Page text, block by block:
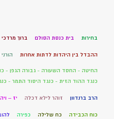
בחירות בית כנסת הסולם ברוך מרדכי
ההבדל בין היהדות לדתות אחרות
החיטה - החסד השעורה - גבורה הגפן -
כנגד ההוד הזית - כנגד היסוד התמר -
הרב ברנדוון זוהר לילא דכלה יז –
כוח הכבידה כח שלילה כפירה